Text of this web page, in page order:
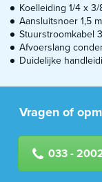
Koelleiding 1/4 x
Aansluitsnoer 1,5
Stuurstroomkabel
Afvoerslang
Duidelijke
Vragen of
033 -